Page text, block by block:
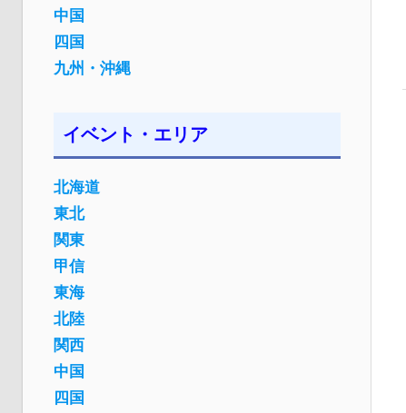
中国
四国
九州・沖縄
イベント・エリア
北海道
東北
関東
甲信
東海
北陸
関西
中国
四国